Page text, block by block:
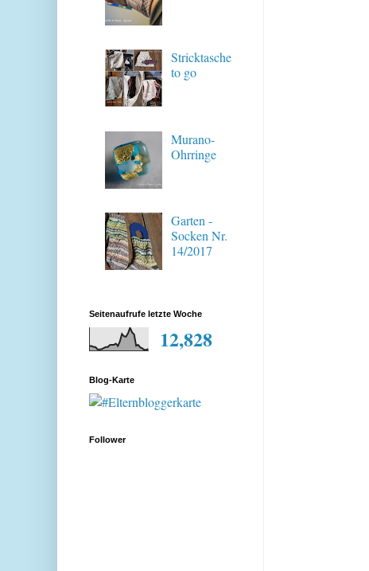
Stricktasche
to go
Murano-
Ohrringe
Garten -
Socken Nr.
14/2017
Seitenaufrufe letzte Woche
12,828
Blog-Karte
Follower